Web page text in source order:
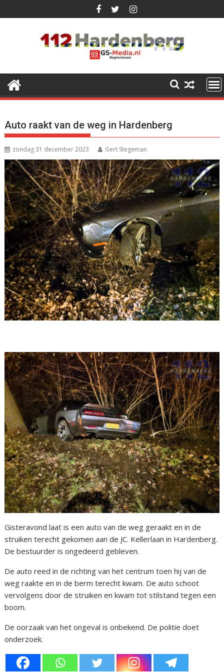
naar
Auto raakt van de weg in Hardenberg
zondag 31 december 2023 Gert Stegeman
Gisteravond laat is een auto van de weg geraakt en in de
struiken terecht gekomen aan de JC. Kellerlaan in Hardenberg.
De bestuurder is ongedeerd gebleven.
De auto reed in de richting van het centrum toen hij van de
weg raakte en in de berm terecht kwam. De auto schoot
vervolgens door de struiken en kwam tot stilstand tegen een
boom.
De oorzaak van het ongeval is onbekend. De politie doet
onderzoek.